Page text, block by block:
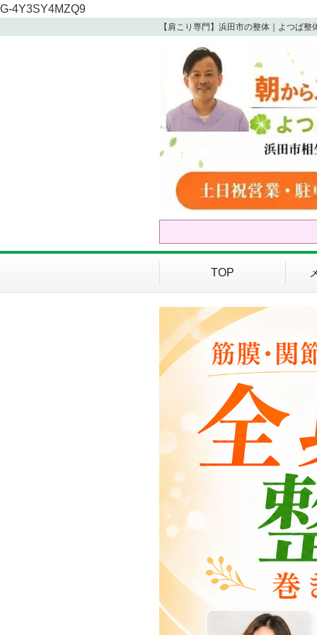
G-4Y3SY4MZQ9
【肩こり専門】浜田市の整体｜よつば整
TOP